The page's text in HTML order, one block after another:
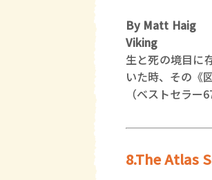
By Matt Haig
Viking
生と死の境目に
いた時、その《
（ベストセラー
8.The Atlas